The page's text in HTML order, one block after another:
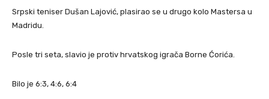
Srpski teniser Dušan Lajović, plasirao se u drugo kolo Mastersa u
Madridu.
Posle tri seta, slavio je protiv hrvatskog igrača Borne Ćorića.
Bilo je 6:3, 4:6, 6:4